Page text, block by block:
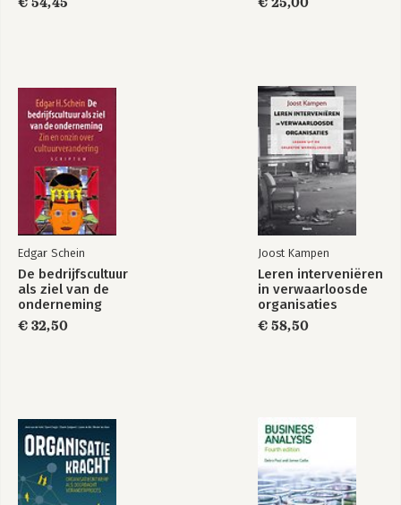
Bekijk alle boeken
Edgar Schein
De bedrijfscultuur
als ziel van de
onderneming
€ 32,50
Joost Kampen
Leren interveniëren
in verwaarloosde
organisaties
€ 58,50